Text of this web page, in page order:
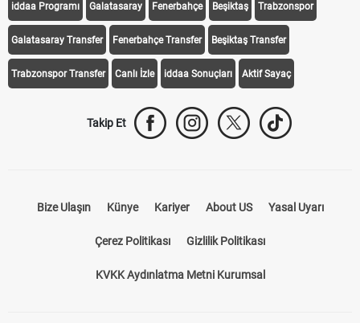
iddaa Programı Galatasaray Fenerbahçe Beşiktaş Trabzonspor
Galatasaray Transfer Fenerbahçe Transfer Beşiktaş Transfer
Trabzonspor Transfer Canlı İzle iddaa Sonuçları Aktif Sayaç
Takip Et
Bize Ulaşın Künye Kariyer About US Yasal Uyarı
Çerez Politikası Gizlilik Politikası
KVKK Aydınlatma Metni Kurumsal